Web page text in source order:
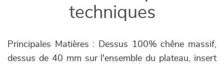
techniques
Principales Matières : Dessus 100% chêne massif,
dessus de 40 mm sur l'ensemble du plateau, insert